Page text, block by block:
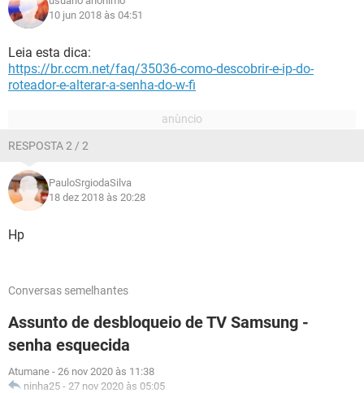
10 jun 2018 às 04:51
Leia esta dica:
https://br.ccm.net/faq/35036-como-descobrir-e-ip-do-
roteador-e-alterar-a-senha-do-w-fi
RESPOSTA 2 / 2
PauloSrgiodaSilva
18 dez 2018 às 20:28
Hp
Conversas semelhantes
Assunto de desbloqueio de TV Samsung -
senha esquecida
Atumane - 26 nov 2020 às 11:38
ninha25 - 27 nov 2020 às 05:05